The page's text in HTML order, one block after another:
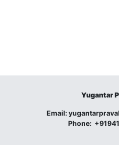
Yugantar
Email:
Phone: